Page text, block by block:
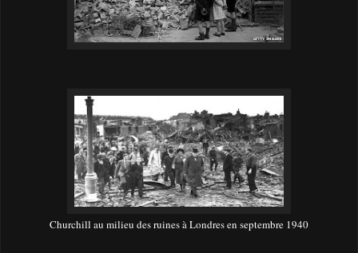
Churchill au milieu des ruines à Londres en septembre 1940